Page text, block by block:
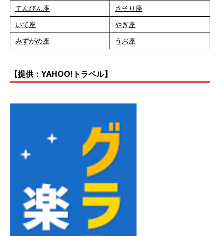
てんびん座
さそり座
いて座
やぎ座
みずがめ座
うお座
【提供：YAHOO!トラベル】